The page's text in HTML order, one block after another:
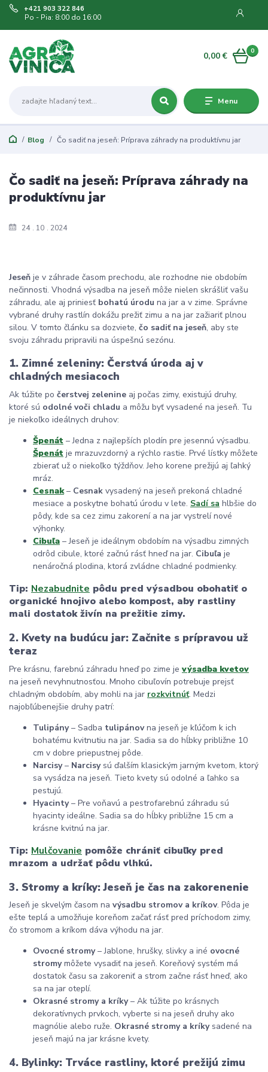
Menu
+421 903 322 846
Po - Pia: 8:00 do 16:00
0
0,00 €
Blog Čo sadiť na jeseň: Príprava záhrady na produktívnu jar
24 10 2024
Čo sadiť na jeseň: Príprava záhrady na
produktívnu jar
Jeseň je v záhrade časom prechodu, ale rozhodne nie obdobím
nečinnosti. Vhodná výsadba na jeseň môže nielen skrášliť vašu
záhradu, ale aj priniesť bohatú úrodu na jar a v zime. Správne
vybrané druhy rastlín dokážu prežiť zimu a na jar zažiariť plnou
silou. V tomto článku sa dozviete, čo sadiť na jeseň, aby ste
svoju záhradu pripravili na úspešnú sezónu.
1. Zimné zeleniny: Čerstvá úroda aj v
chladných mesiacoch
Ak túžite po čerstvej zelenine aj počas zimy, existujú druhy,
ktoré sú odolné voči chladu a môžu byť vysadené na jeseň. Tu
je niekoľko ideálnych druhov:
Špenát – Jedna z najlepších plodín pre jesennú výsadbu.
Špenát je mrazuvzdorný a rýchlo rastie. Prvé lístky môžete
zbierať už o niekoľko týždňov. Jeho korene prežijú aj ľahký
mráz.
Cesnak– Cesnak vysadený na jeseň prekoná chladné
mesiace a poskytne bohatú úrodu v lete. Sadí sa hlbšie do
pôdy, kde sa cez zimu zakorení a na jar vystrelí nové
výhonky.
Cibuľa – Jeseň je ideálnym obdobím na výsadbu zimných
odrôd cibule, ktoré začnú rásť hneď na jar. Cibuľa je
nenáročná plodina, ktorá zvládne chladné podmienky.
Tip: Nezabudnite pôdu pred výsadbou obohatiť o
organické hnojivo alebo kompost, aby rastliny
mali dostatok živín na prežitie zimy.
2. Kvety na budúcu jar: Začnite s prípravou už
teraz
Pre krásnu, farebnú záhradu hneď po zime je výsadba kvetov
na jeseň nevyhnutnosťou. Mnoho cibuľovín potrebuje prejsť
chladným obdobím, aby mohli na jar rozkvitnúť. Medzi
najobľúbenejšie druhy patrí:
Tulipány– Sadba tulipánovna jeseň je kľúčom k ich
bohatému kvitnutiu na jar. Sadia sa do hĺbky približne 10
cm v dobre priepustnej pôde.
Narcisy– Narcisysú ďalším klasickým jarným kvetom, ktorý
sa vysádza na jeseň. Tieto kvety sú odolné a ľahko sa
pestujú.
Hyacinty– Pre voňavú a pestrofarebnú záhradu sú
hyacinty ideálne. Sadia sa do hĺbky približne 15 cm a
krásne kvitnú na jar.
Tip: Mulčovanie pomôže chrániť cibuľky pred
mrazom a udržať pôdu vlhkú.
3. Stromy a kríky: Jeseň je čas na zakorenenie
Jeseň je skvelým časom na výsadbu stromov a kríkov. Pôda je
ešte teplá a umožňuje koreňom začať rásť pred príchodom zimy,
čo stromom a kríkom dáva výhodu na jar.
Ovocné stromy– Jablone, hrušky, slivky a iné ovocné
stromymôžete vysadiť na jeseň. Koreňový systém má
dostatok času sa zakoreniť a strom začne rásť hneď, ako
sa na jar oteplí.
Okrasné stromy a kríky– Ak túžite po krásnych
dekoratívnych prvkoch, vyberte si na jeseň druhy ako
magnólie alebo ruže. Okrasné stromy a kríkysadené na
jeseň majú na jar krásne kvety.
4. Bylinky: Trváce rastliny, ktoré prežijú zimu